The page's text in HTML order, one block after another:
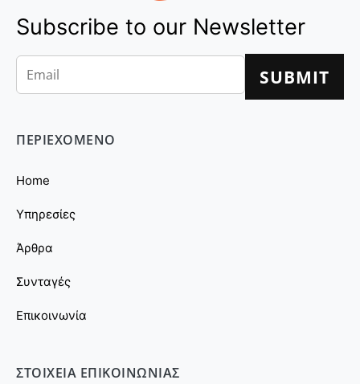
Subscribe to our Newsletter
ΠΕΡΙΕΧΟΜΕΝΟ
Home
Υπηρεσίες
Άρθρα
Συνταγές
Επικοινωνία
ΣΤΟΙΧΕΙΑ ΕΠΙΚΟΙΝΩΝΙΑΣ